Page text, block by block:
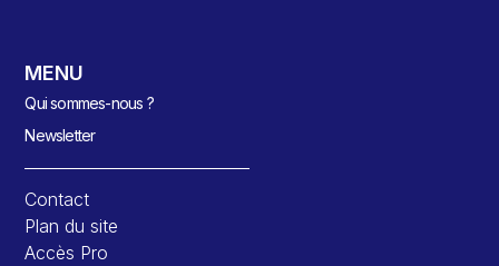
MENU
Qui sommes-nous ?
Newsletter
Contact
Plan du site
Accès Pro